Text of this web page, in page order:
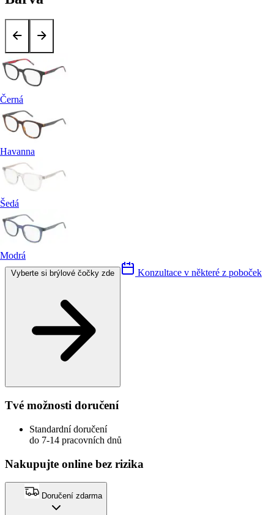
Černá
Havanna
Šedá
Modrá
Konzultace v některé z poboček
Tvé možnosti doručení
Standardní doručení
do 7-14 pracovních dnů
Nakupujte online bez rizika
Doručení zdarma